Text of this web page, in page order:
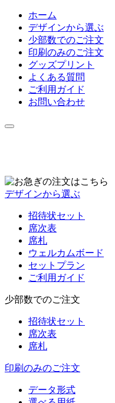
ホーム
デザインから選ぶ
少部数でのご注文
印刷のみのご注文
グッズプリント
よくある質問
ご利用ガイド
お問い合わせ
デザインから選ぶ
招待状セット
席次表
席札
ウェルカムボード
セットプラン
ご利用ガイド
少部数でのご注文
招待状セット
席次表
席札
印刷のみのご注文
データ形式